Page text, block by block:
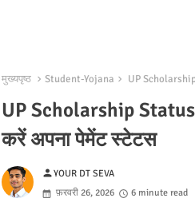
मुख्यपृष्ठ Student-Yojana UP Scholarship
UP Scholarship Status
करें अपना पेमेंट स्टेटस
personYOUR DT SEVA
फ़रवरी 26, 2026
6 minute read